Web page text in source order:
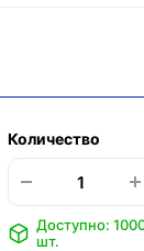
Количество
Доступно:
шт.